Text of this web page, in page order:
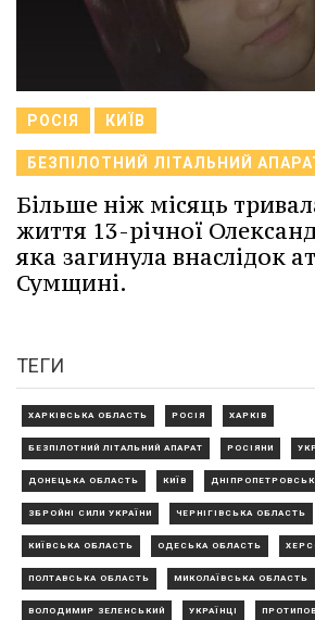
РОСІЯ КИЇВ
БЕЗПІЛОТНИЙ ЛІТАЛЬНИЙ
Більше ніж місяць
життя 13-річної
яка загинула внаслідок
Сумщині.
ТЕГИ
ХАРКІВСЬКА ОБЛАСТЬ РОСІЯ ХАРКІВ
БЕЗПІЛОТНИЙ ЛІТАЛЬНИЙ АПАРАТ РОСІЯНИ
ДОНЕЦЬКА ОБЛАСТЬ КИЇВ
ЗБРОЙНІ СИЛИ УКРАЇНИ ЧЕРНІГІВСЬКА ОБЛАСТЬ
КИЇВСЬКА ОБЛАСТЬ ОДЕСЬКА ОБЛАСТЬ
ПОЛТАВСЬКА ОБЛАСТЬ МИКОЛАЇВСЬКА ОБЛАСТЬ
ВОЛОДИМИР ЗЕЛЕНСЬКИЙ УКРАЇНЦІ